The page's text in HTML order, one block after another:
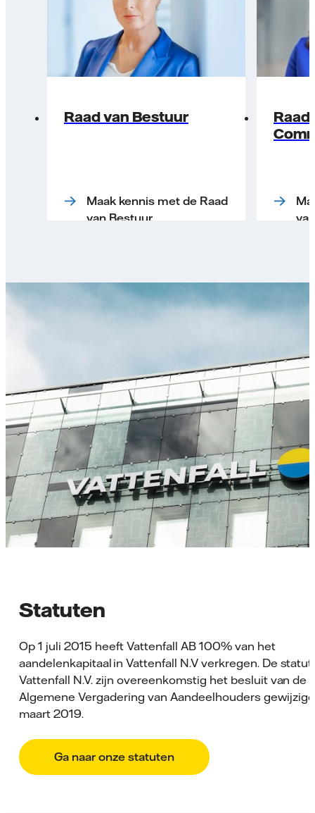
Raad van Bestuur
Maak kennis met de Raad
van Bestuur
Raad
Statuten
Op 1 juli 2015 heeft Vattenfall AB 100% van het
aandelenkapitaal in Vattenfall N.V verkregen. De
Vattenfall N.V. zijn overeenkomstig het besluit van de
Algemene Vergadering van Aandeelhouders
maart 2019.
Ga naar onze statuten